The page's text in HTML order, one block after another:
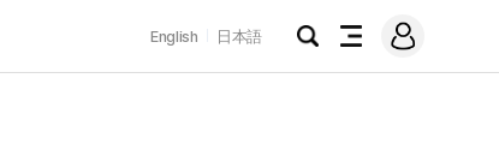
English 日本語
검
전
메
그